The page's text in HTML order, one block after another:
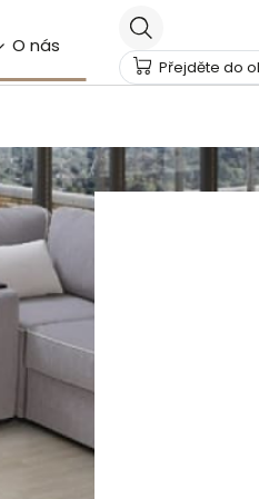
O nás
Přejděte do